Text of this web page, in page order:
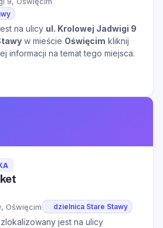
na ulicy ul. Krolowej Jadwigi 9
w mieście Oświęcim kliknij
informacji na temat tego miejsca.
Oświęcim
dzielnica Stare Stawy
zlokalizowany jest na ulicy